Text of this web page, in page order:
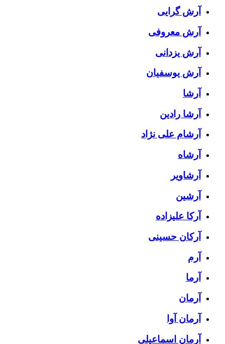
آرش گرایی
آرش معروفی
آرش یزدانی
آرش یوسفیان
آرشا
آرشا رادین
آرشام علی نژاد
آرشاه
آرشاویر
آرشین
آرکا علیزاده
آرکان حسینی
آرم
آرما
آرمان
آرمان آوا
آرمان اسماعیلی